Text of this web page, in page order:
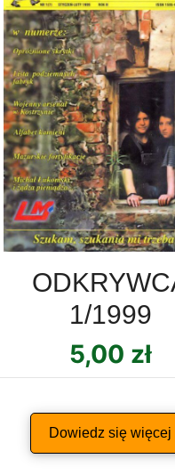
1/1999
5,00 zł
Dowiedz się więcej